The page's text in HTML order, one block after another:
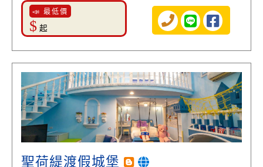
📣 最低價
$ 起
聖荷緹渡假城堡